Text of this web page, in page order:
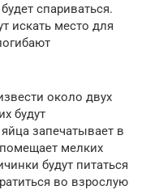
спариваться.
искать место для
около двух
будут
запечатывает в
мелких
будут питаться
во взрослую